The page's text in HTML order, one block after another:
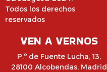
Todos los derechos
reservados
VEN A VERNOS
P.º de Fuente Lucha, 13,
28100 Alcobendas, Madrid